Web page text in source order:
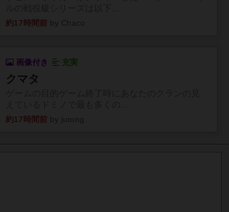
約17時間前
画像付き 充実
クマタ
約17時間前